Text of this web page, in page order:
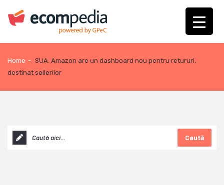
Home - SUA: Amazon are un dashboard nou pentru retururi,
destinat sellerilor
Caută